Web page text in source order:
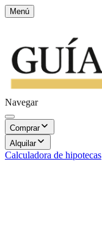
Menú
Navegar
Comprar
Alquilar
Calculadora de hipotecas